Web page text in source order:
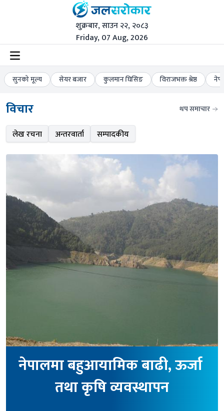
शुक्रबार, साउन २२, २०८३
Friday, 07 Aug, 2026
सुनको मूल्य सेयर बजार कुलमान घिसिङ विराजभक्त श्रेष्ठ
विचार थप समाचार
लेख रचना अन्तरवार्ता सम्पादकीय
नेपालमा बहुआयामिक बाढी, ऊर्जा
तथा कृषि व्यवस्थापन